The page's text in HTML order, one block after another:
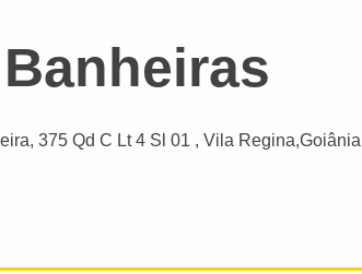
, 375 Qd C Lt 4 Sl 01 , Vila Regina,Goiânia